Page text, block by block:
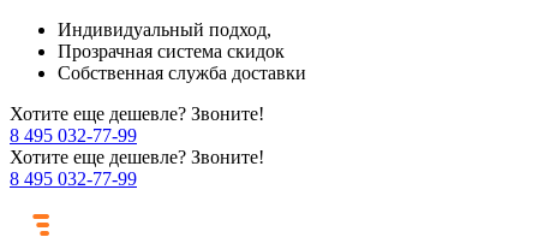
Индивидуальный подход,
Прозрачная система скидок
Собственная служба доставки
Хотите еще дешевле? Звоните!
8 495 032-77-99
Хотите еще дешевле? Звоните!
8 495 032-77-99